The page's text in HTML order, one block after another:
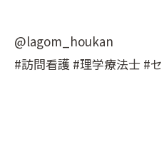
@lagom_houkan
#訪問看護 #理学療法士 #